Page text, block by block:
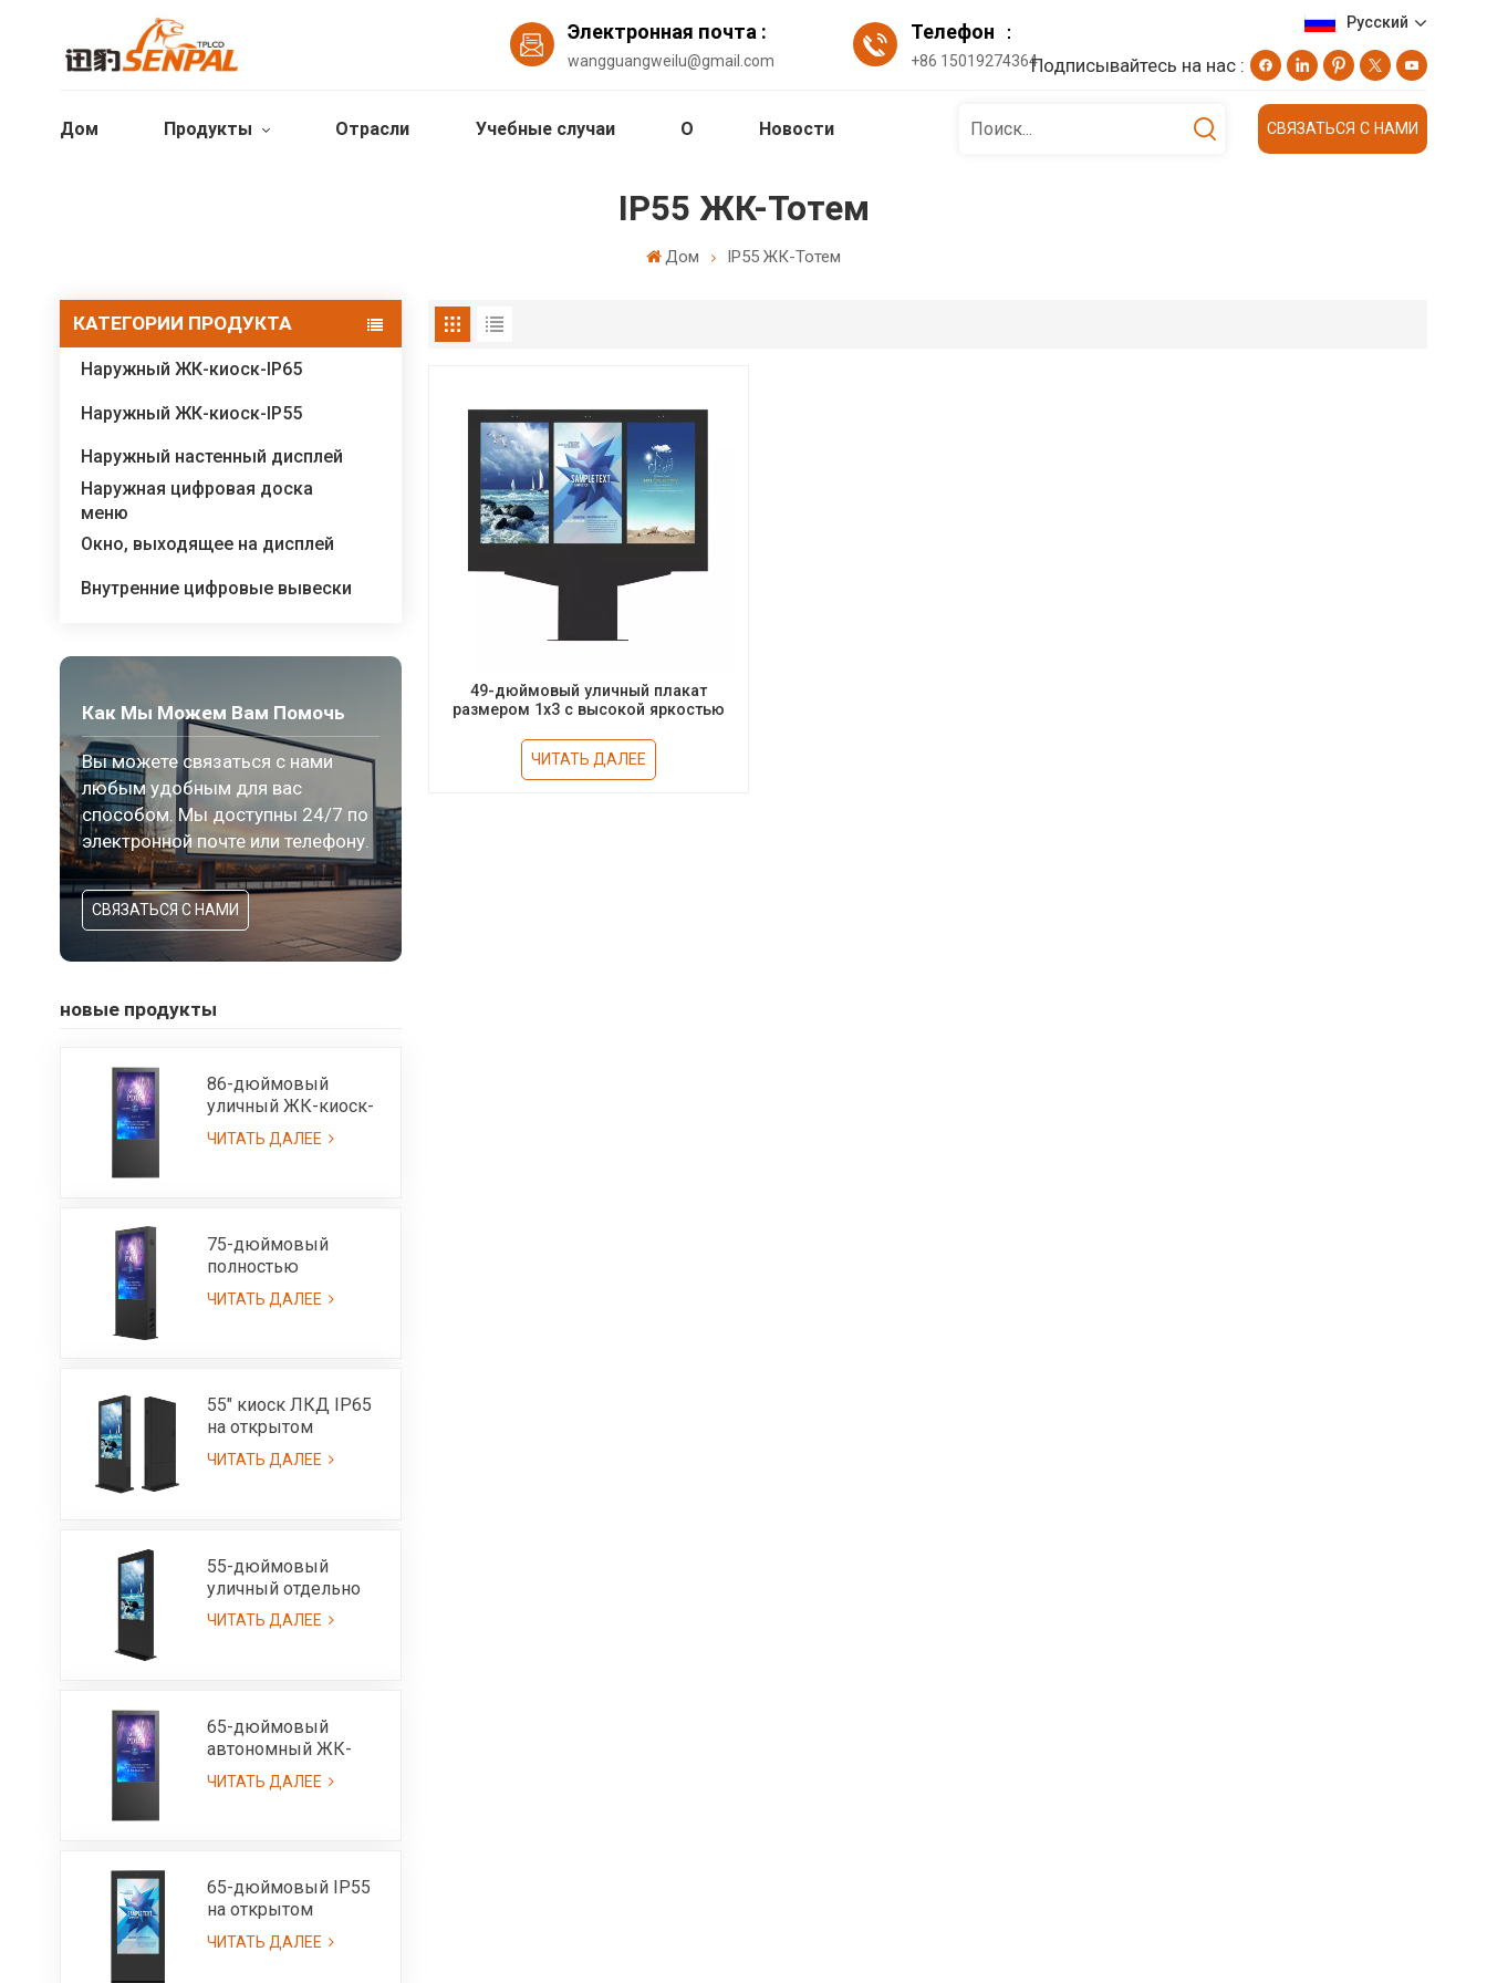
Электронная почта :
wangguangweilu@gmail.com
Телефон ：
+86 15019274364
Русский
Подписывайтесь на нас :
Дом Продукты Отрасли Учебные случаи О Новости СВЯЗАТЬСЯ С НАМИ
IP55 ЖК-Тотем
Дом IP55 ЖК-Тотем
КАТЕГОРИИ ПРОДУКТА
Наружный ЖК-киоск-IP65
Наружный ЖК-киоск-IP55
Наружный настенный дисплей
Наружная цифровая доска
меню
Окно, выходящее на дисплей
Внутренние цифровые вывески
Как Мы Можем Вам Помочь
Вы можете связаться с нами
любым удобным для вас
способом. Мы доступны 24/7 по
электронной почте или телефону.
СВЯЗАТЬСЯ С НАМИ
новые продукты
86-дюймовый
уличный ЖК-киоск-
IP65, изготовленный
на заказ
ЧИТАТЬ ДАЛЕЕ
75-дюймовый
полностью
наружный ЖК-киоск
с возможностью
3000 нит - IP65
ЧИТАТЬ ДАЛЕЕ
55" киоск ЛКД IP65
на открытом
воздухе с ультра
высокой яркостью
ЧИТАТЬ ДАЛЕЕ
55-дюймовый
уличный отдельно
стоящий ЖК-экран-
IP55
ЧИТАТЬ ДАЛЕЕ
65-дюймовый
автономный ЖК-
экран для улицы,
ультра яркий, 3000
ЧИТАТЬ ДАЛЕЕ
65-дюймовый IP55
на открытом
воздухе
всепогодный
ЧИТАТЬ ДАЛЕЕ
49-дюймовый уличный плакат
размером 1x3 с высокой яркостью
ЧИТАТЬ ДАЛЕЕ